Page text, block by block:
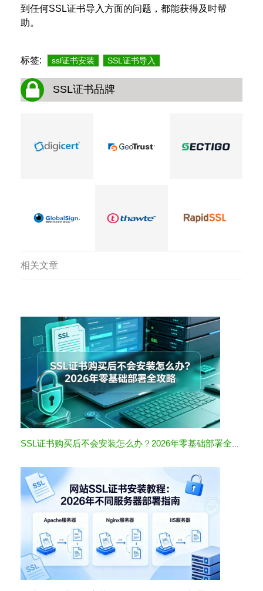
到任何SSL证书导入方面的问题，都能获得及时帮
助。
标签: ssl证书安装 SSL证书导入
SSL证书品牌
相关文章
SSL证书购买后不会安装怎么办？2026年零基础部署全攻略